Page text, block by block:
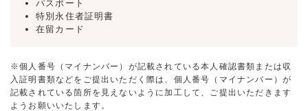
パスポート
特別永住者証明書
在留カード
※個人番号（マイナンバー）が記載されている本人確認書類または収
入証明書類などをご提出いただく際は、個人番号（マイナンバー）が
記載されている箇所を見えないように加工して、ご提出いただきます
ようお願いいたします。